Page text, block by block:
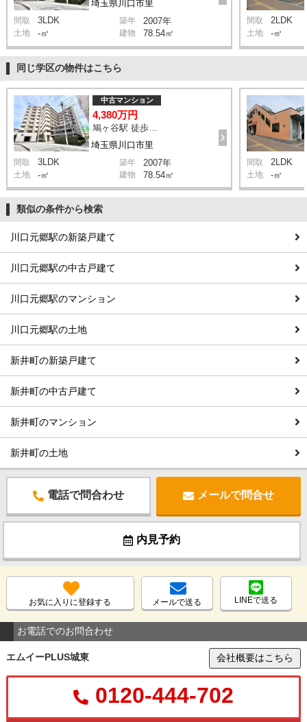
埼玉県川口市里
間取 3LDK 築年 2007年
土地 -㎡ 建物 78.54㎡
間取 2LDK
土地 -㎡
同じ学区の物件はこちら
埼玉県川口市里
中古マンション
4,380万円
間取 3LDK 築年 2007年
土地 -㎡ 建物 78.54㎡
間取 2LDK
土地 -㎡
類似の条件から検索
川口元郷駅の新築戸建て
川口元郷駅の中古戸建て
川口元郷駅のマンション
川口元郷駅の土地
新井町の新築戸建て
新井町の中古戸建て
新井町のマンション
新井町の土地
電話で問合わせ メールで問合せ
内見予約
お気に入りに登録する メールで送る LINEで送る
お電話でのお問合わせ
エムイーPLUS城東 会社概要はこちら
0120-444-702